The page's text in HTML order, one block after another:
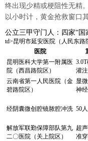
终出现少精或梗阻性无精
以小时计，黄金抢救窗口
公立三甲守门人：四家“
td>昆明市延安医院（人民东路
医院
昆明医科大学第一附属医
院（西昌路院区）
灌
云南省第一人民医院（金
碧路院区）
显
神
经阴囊微创腔镜脓腔冲洗 50
解放军联勤保障部队第九
二〇医院（关上院区）
超
准